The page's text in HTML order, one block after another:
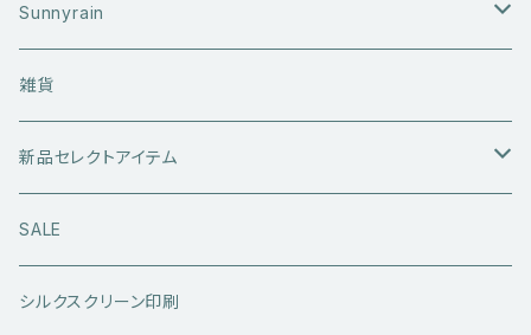
アウターウエア
ライダースジャケット
レザーアウター
トップス
セーター・ニットウエア
長袖シャツ
ボトムス
ジーンズ
ミリタリーパンツ
シューズ
スニーカー
アクセサリー
Sunnyrain
Tシャツ
タンクトップ
キャップ・帽子
雑貨
新品セレクトアイテム
アウターウエア
ベトジャン
コラボ商品
SALE
シルクスクリーン印刷